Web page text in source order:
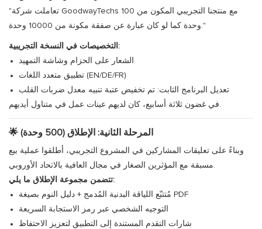
"تعاملت شركة GoodwayTechs مع منتجنا التجريبي المكون من 100
وحدة كما لو كان عبارة عن صفقة مكونة من 10000 وحدة."
التخصيصات في النسخة التجريبية:
الشعار على الحزام وشاشة التمهيد
تطبيق متعدد اللغات (EN/DE/FR)
تعديل البرنامج الثابت: تم تخفيض عتبة تنبيه معدل ضربات القلب
في غضون ثلاثة أسابيع، كان لديهم عينات عمل في متناول أيديهم.
🌟 المرحلة الثانية: الإطلاق (500 وحدة)
وبناءً على تعليقات المشاركين في المشروع التجريبي، أطلقوا عملية بيع
مسبقة مع المؤثرين الصغار في مجال العافية بالاتحاد الأوروبي.
تتضمن مجموعة الإطلاق ما يلي:
مُتتبّع اللياقة البدنية المُدمج + دليل النوم بصيغة PDF
التوجيه الشخصي عبر رمز الاستجابة السريعة
شارات التقدم المستندة إلى التطبيق لتعزيز الاحتفاظ